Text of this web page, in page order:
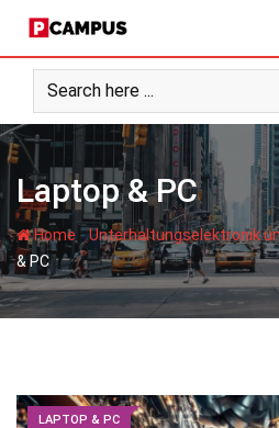
content
Laptop & PC
Home -Unterhaltungselektronik
& PC
LAPTOP & PC